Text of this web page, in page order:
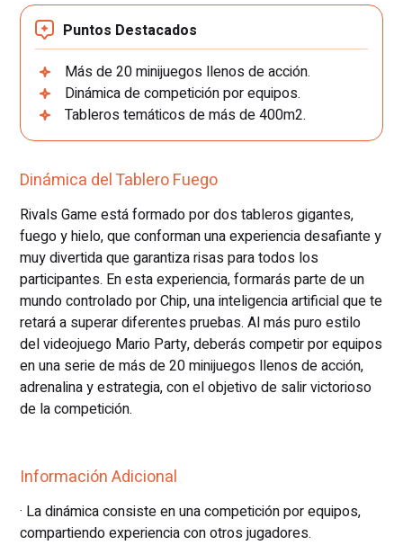
Puntos Destacados
Más de 20 minijuegos llenos de acción.
Dinámica de competición por equipos.
Tableros temáticos de más de 400m2.
Dinámica del Tablero Fuego
Rivals Game está formado por dos tableros gigantes,
fuego y hielo, que conforman una experiencia desafiante y
muy divertida que garantiza risas para todos los
participantes. En esta experiencia, formarás parte de un
mundo controlado por Chip, una inteligencia artificial que te
retará a superar diferentes pruebas. Al más puro estilo
del videojuego Mario Party, deberás competir por equipos
en una serie de más de 20 minijuegos llenos de acción,
adrenalina y estrategia, con el objetivo de salir victorioso
de la competición.
Información Adicional
· La dinámica consiste en una competición por equipos,
compartiendo experiencia con otros jugadores.